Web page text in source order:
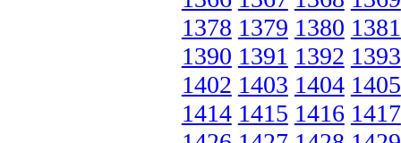
1378 1379 1380 1381
1390 1391 1392 1393
1402 1403 1404 1405
1414 1415 1416 1417